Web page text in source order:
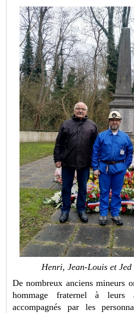
Henri, Jean-Louis et
De nombreux anciens mineurs
hommage fraternel à
accompagnés par les